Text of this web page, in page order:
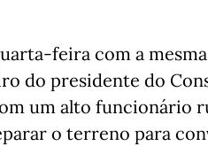
feira com a
do presidente do
um alto funcionário
o terreno para